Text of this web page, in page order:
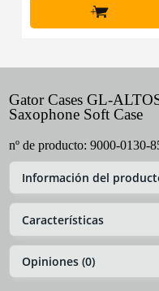
+
Gator Cases GL-
Saxophone Soft Case
nº de producto: 9000-0130-
Información del
Características
Opiniones (0)